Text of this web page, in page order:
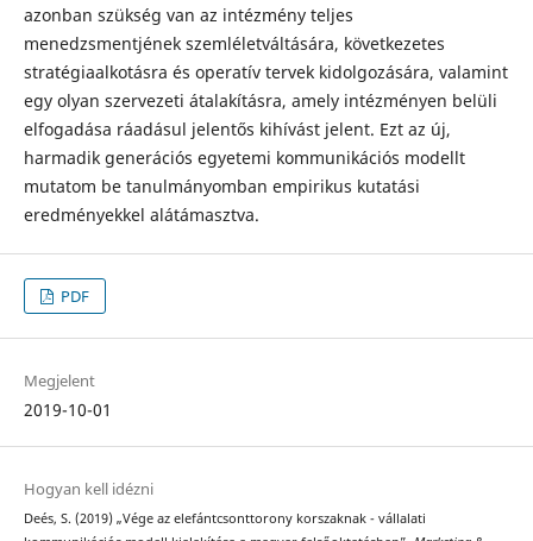
azonban szükség van az intézmény teljes
menedzsmentjének szemléletváltására, következetes
stratégiaalkotásra és operatív tervek kidolgozására, valamint
egy olyan szervezeti átalakításra, amely intézményen belüli
elfogadása ráadásul jelentős kihívást jelent. Ezt az új,
harmadik generációs egyetemi kommunikációs modellt
mutatom be tanulmányomban empirikus kutatási
eredményekkel alátámasztva.
PDF
Megjelent
2019-10-01
Hogyan kell idézni
Deés, S. (2019) „Vége az elefántcsonttorony korszaknak - vállalati